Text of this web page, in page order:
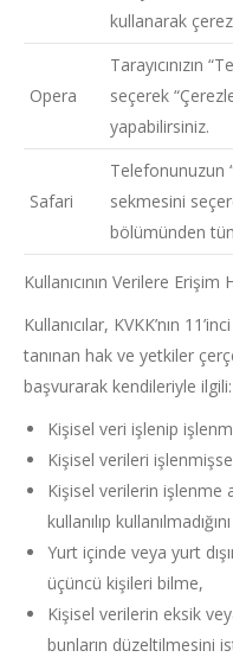
kullanarak
Opera
Tarayıcınızın
seçerek
yapabilirsiniz.
Safari
Telefonunuzun
sekmesini
bölümünden
Kullanıcının Verilere Erişim
Kullanıcılar, KVKK’nın
tanınan hak ve yetkiler
başvurarak kendileriyle ilgili:
Kişisel veri işlenip
Kişisel verileri
Kişisel verilerin işlenme
kullanılıp
Yurt içinde veya yurt
üçüncü kişileri bilme,
Kişisel verilerin eksik
bunların düzeltilmesini